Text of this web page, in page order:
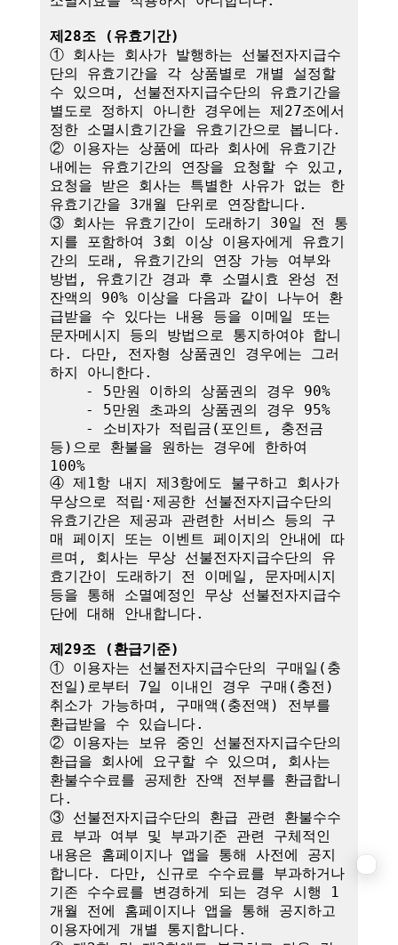
제28조 (유효기간)
① 회사는 회사가 발행하는 선불전자지급수
단의 유효기간을 각 상품별로 개별 설정할
수 있으며, 선불전자지급수단의 유효기간을
별도로 정하지 아니한 경우에는 제27조에서
정한 소멸시효기간을 유효기간으로 봅니다.
② 이용자는 상품에 따라 회사에 유효기간
내에는 유효기간의 연장을 요청할 수 있고,
요청을 받은 회사는 특별한 사유가 없는 한
유효기간을 3개월 단위로 연장합니다.
③ 회사는 유효기간이 도래하기 30일 전 통
지를 포함하여 3회 이상 이용자에게 유효기
간의 도래, 유효기간의 연장 가능 여부와
방법, 유효기간 경과 후 소멸시효 완성 전
잔액의 90% 이상을 다음과 같이 나누어 환
급받을 수 있다는 내용 등을 이메일 또는
문자메시지 등의 방법으로 통지하여야 합니
다. 다만, 전자형 상품권인 경우에는 그러
하지 아니한다.
등)으로 환불을 원하는 경우에 한하여
100%
④ 제1항 내지 제3항에도 불구하고 회사가
무상으로 적립·제공한 선불전자지급수단의
유효기간은 제공과 관련한 서비스 등의 구
매 페이지 또는 이벤트 페이지의 안내에 따
르며, 회사는 무상 선불전자지급수단의 유
효기간이 도래하기 전 이메일, 문자메시지
등을 통해 소멸예정인 무상 선불전자지급수
단에 대해 안내합니다.
제29조 (환급기준)
① 이용자는 선불전자지급수단의 구매일(충
전일)로부터 7일 이내인 경우 구매(충전)
취소가 가능하며, 구매액(충전액) 전부를
환급받을 수 있습니다.
② 이용자는 보유 중인 선불전자지급수단의
환급을 회사에 요구할 수 있으며, 회사는
환불수수료를 공제한 잔액 전부를 환급합니
다.
③ 선불전자지급수단의 환급 관련 환불수수
료 부과 여부 및 부과기준 관련 구체적인
내용은 홈페이지나 앱을 통해 사전에 공지
합니다. 다만, 신규로 수수료를 부과하거나
기존 수수료를 변경하게 되는 경우 시행 1
개월 전에 홈페이지나 앱을 통해 공지하고
이용자에게 개별 통지합니다.